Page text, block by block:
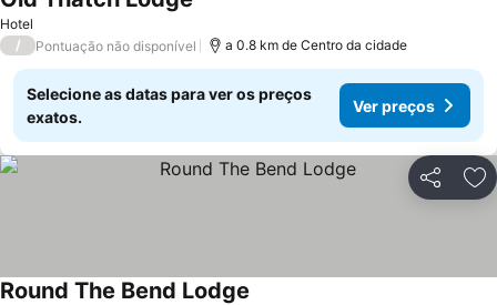
Hotel
/ Pontuação não disponível a 0.8 km de Centro da cidade
Selecione as datas para ver os preços
exatos.
Ver preços
Partilhar
Round The Bend Lodge